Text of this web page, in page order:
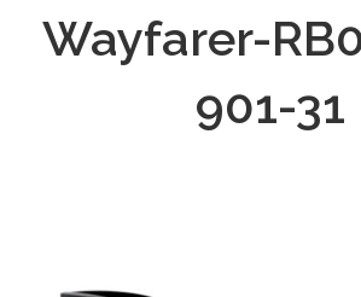
Wayfarer-
901-31